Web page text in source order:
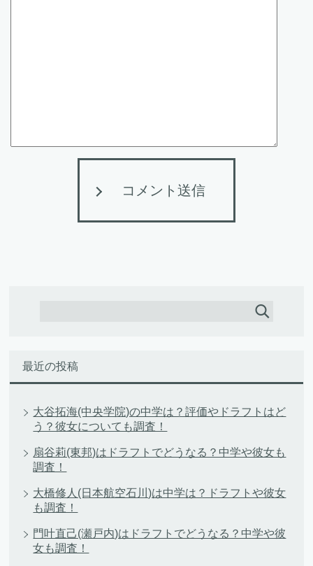
コメント送信
最近の投稿
大谷拓海(中央学院)の中学は？評価やドラフトはど
う？彼女についても調査！
扇谷莉(東邦)はドラフトでどうなる？中学や彼女も
調査！
大橋修人(日本航空石川)は中学は？ドラフトや彼女
も調査！
門叶直己(瀬戸内)はドラフトでどうなる？中学や彼
女も調査！